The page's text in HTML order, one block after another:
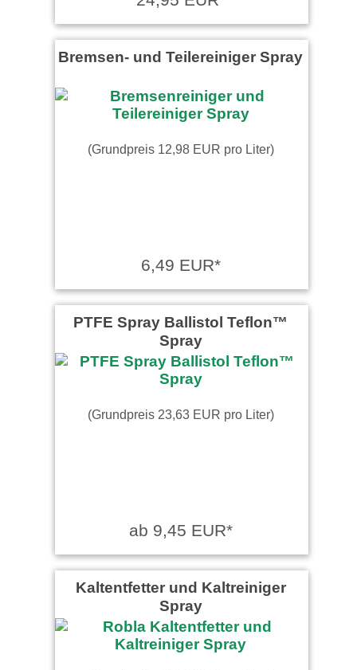
sonja schrieb am 07.10.2025
Bremsen- und Teilereiniger Spray
(Grundpreis 12,98 EUR pro Liter)
6,49 EUR*
PTFE Spray Ballistol Teflon™
Spray
(Grundpreis 23,63 EUR pro Liter)
ab 9,45 EUR*
Kaltentfetter und Kaltreiniger
Spray